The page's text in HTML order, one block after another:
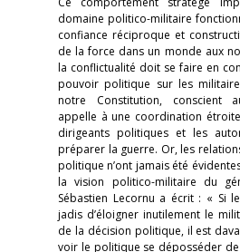
domaine politico-militaire
confiance réciproque et
de la force dans un monde aux
la conflictualité doit se faire en
pouvoir politique sur les
notre Constitution, conscient
appelle à une coordination
dirigeants politiques et les
préparer la guerre. Or, les
politique n’ont jamais été
la vision politico-militaire du
Sébastien Lecornu a écrit : « Si
jadis d’éloigner inutilement le
de la décision politique, il est
voir le politique se déposséder